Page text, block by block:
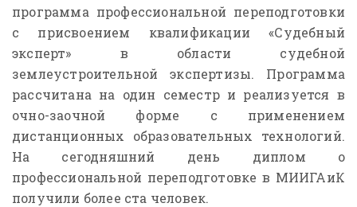
программа профессиональной переподготовки
с присвоением квалификации «Судебный
эксперт» в области судебной
землеустроительной экспертизы. Программа
рассчитана на один семестр и реализуется в
очно-заочной форме с применением
дистанционных образовательных технологий.
На сегодняшний день диплом о
профессиональной переподготовке в МИИГАиК
получили более ста человек.